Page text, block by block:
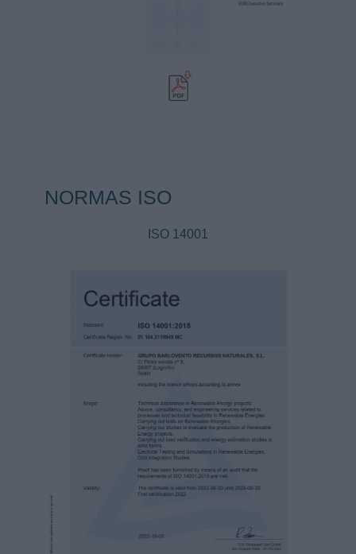
NORMAS ISO
ISO 14001